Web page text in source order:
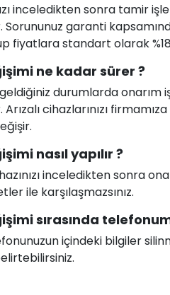
inceledikten sonra tamir
Sorununuz garanti
fiyatlara standart olarak
ne kadar sürer ?
durumlarda onarım
cihazlarınızı
nasıl yapılır ?
inceledikten sonra
ile karşılaşmazsınız.
sırasında
içindeki bilgiler